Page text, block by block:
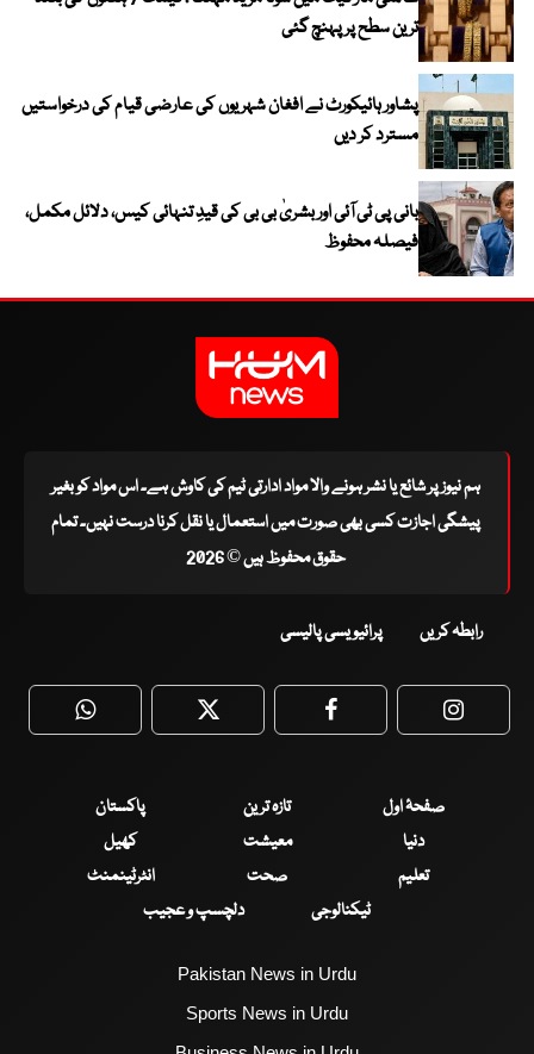
ترین سطح پر پہنچ گئی
پشاور ہائیکورٹ نے افغان شہریوں کی عارضی قیام کی درخواستیں
مسترد کر دیں
بانی پی ٹی آئی اور بشریٰ بی بی کی قیدِ تنہائی کیس، دلائل مکمل،
فیصلہ محفوظ
ہم نیوز پر شائع یا نشر ہونے والا مواد ادارتی ٹیم کی کاوش ہے۔ اس مواد کو بغیر
پیشگی اجازت کسی بھی صورت میں استعمال یا نقل کرنا درست نہیں۔ تمام
حقوق محفوظ ہیں © 2026
رابطہ کریں پرائیویسی پالیسی
WhatsApp Twitter Facebook
صفحۂ اول تازہ ترین
پاکستان
دنیا
معیشت
کھیل
تعلیم
صحت
انٹرٹینمنٹ
ٹیکنالوجی
دلچسپ و عجیب
Pakistan News in Urdu
Sports News in Urdu